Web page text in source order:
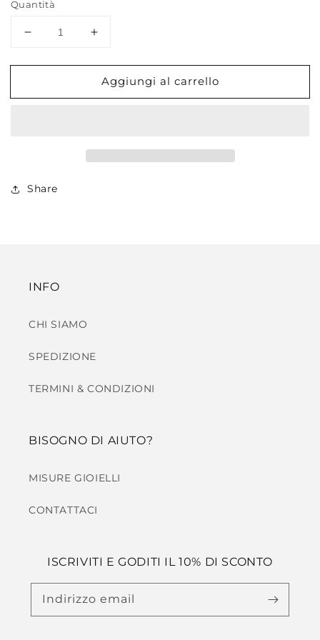
Quantità
Diminuisci
per
BRACELET
Aumenta
per
SNAKE
BRACELET
Aggiungi al carrello
Share
INFO
CHI SIAMO
SPEDIZIONE
TERMINI & CONDIZIONI
BISOGNO DI AIUTO?
MISURE GIOIELLI
CONTATTACI
ISCRIVITI E GODITI IL 10% DI SCONTO
Indirizzo email